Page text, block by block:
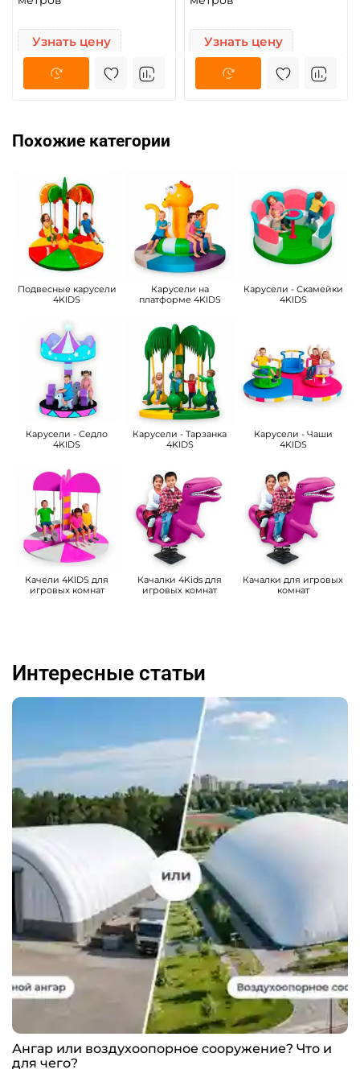
Узнать цену Узнать цену
Похожие категории
Подвесные карусели
4KIDS
Карусели на
платформе 4KIDS
Карусели - Скамейки
4KIDS
Карусели - Седло
4KIDS
Карусели - Тарзанка
4KIDS
Карусели - Чаши
4KIDS
Качели 4KIDS для
игровых комнат
Качалки 4Kids для
игровых комнат
Качалки для игровых
комнат
Интересные статьи
Ангар или воздухоопорное сооружение? Что и
для чего?